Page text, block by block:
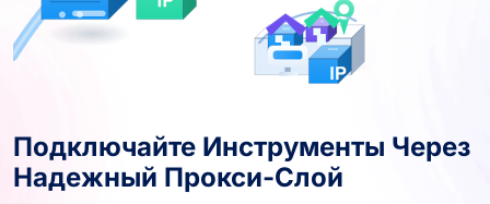
Подключайте Инструменты Через
Надежный Прокси-Слой